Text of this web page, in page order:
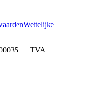
Wettelijke
— TVA